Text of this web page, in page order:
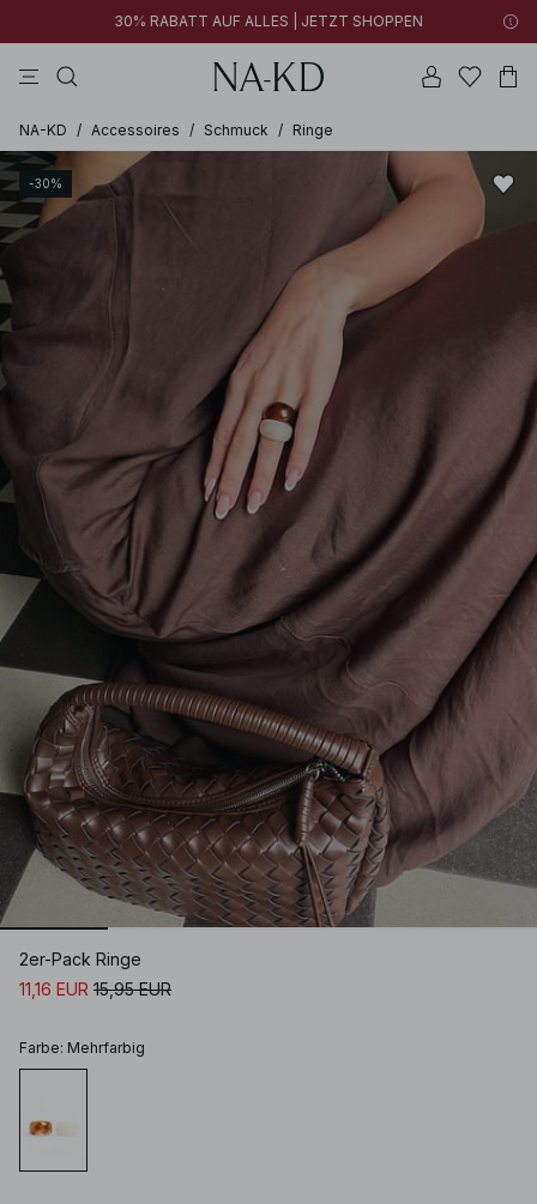
30% RABATT AUF ALLES | JETZT SHOPPEN
NA-KD / Accessoires / Schmuck / Ringe
-30%
2er-Pack Ringe
11,16 EUR 15,95 EUR
Farbe: Mehrfarbig